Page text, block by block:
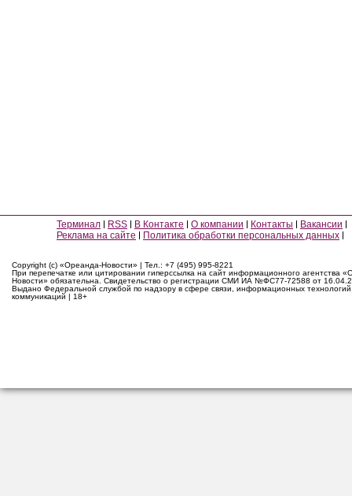
Терминал RSS В Контакте О компании Контакты
Вакансии
Реклама на сайте
Политика обработки персональных данных
Copyright (c) «Ореанда-Новости» | Тел.: +7 (495) 995-8221
При перепечатке или цитировании гиперссылка на сайт информационного агентства
Новости» обязательна. Свидетельство о регистрации СМИ ИА №ФС77-72588 от
Выдано Федеральной службой по надзору в сфере связи, информационных
коммуникаций | 18+